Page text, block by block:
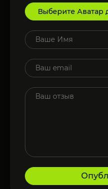
Выберите Аватар